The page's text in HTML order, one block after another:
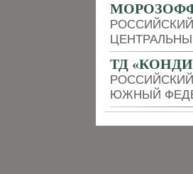
ТД
ЮЖНЫЙ